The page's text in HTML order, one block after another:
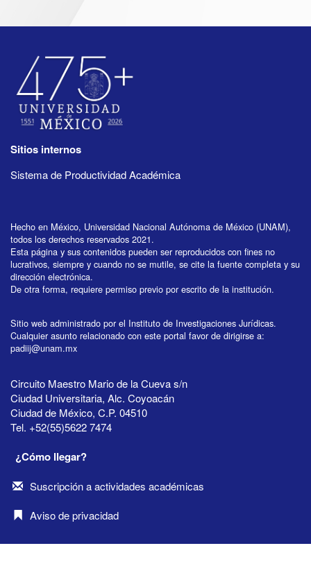
Sitios internos
Sistema de Productividad Académica
Hecho en México, Universidad Nacional Autónoma de México (UNAM),
todos los derechos reservados 2021.
Esta página y sus contenidos pueden ser reproducidos con fines no
lucrativos, siempre y cuando no se mutile, se cite la fuente completa y su
dirección electrónica.
De otra forma, requiere permiso previo por escrito de la institución.
Sitio web administrado por el Instituto de Investigaciones Jurídicas.
Cualquier asunto relacionado con este portal favor de dirigirse a:
padiij@unam.mx
Circuito Maestro Mario de la Cueva s/n
Ciudad Universitaria, Alc. Coyoacán
Ciudad de México, C.P. 04510
Tel. +52(55)5622 7474
¿Cómo llegar?
Suscripción a actividades académicas
Aviso de privacidad